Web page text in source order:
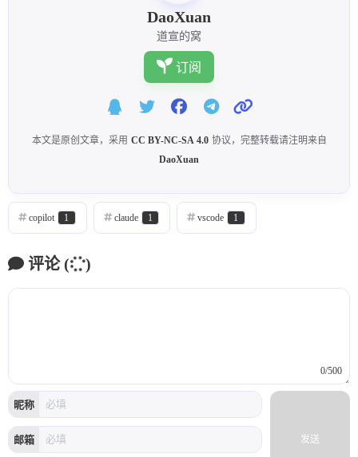
DaoXuan
道宣的窝
订阅
本文是原创文章，采用 CC BY-NC-SA 4.0 协议，完整转载请注明来自
DaoXuan
copilot 1 claude 1 vscode 1
评论( )
昵称
邮箱
0/500
发送